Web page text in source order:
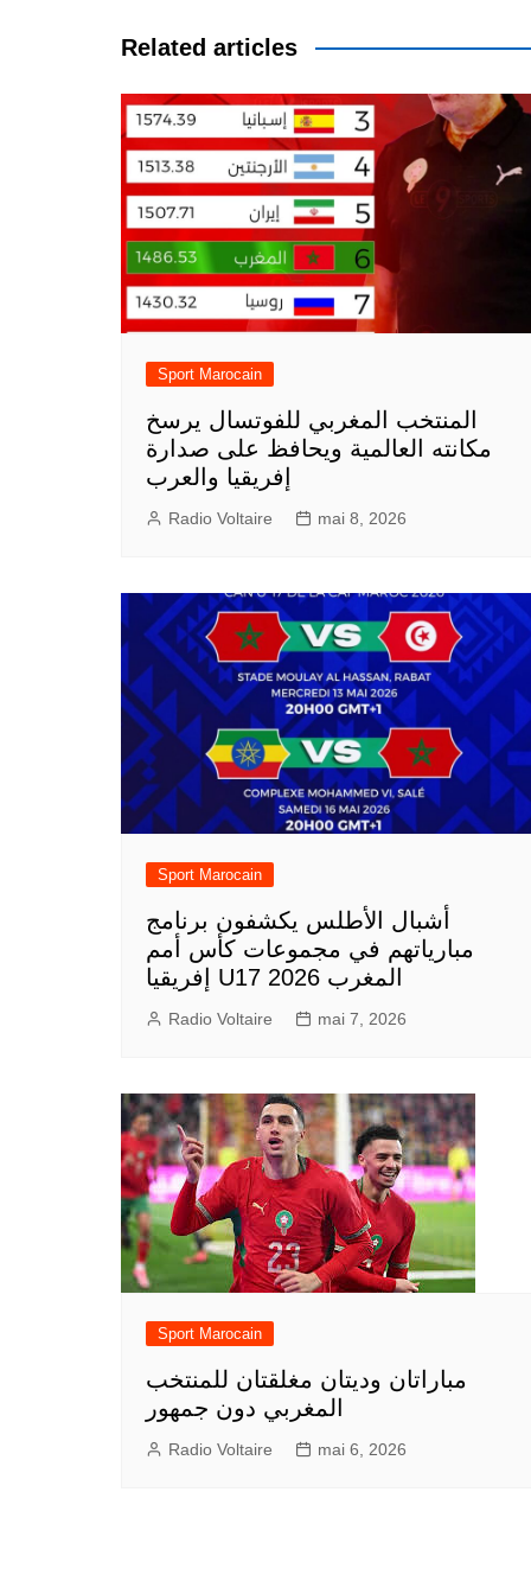
l’article
Related articles
Sport Marocain
المنتخب المغربي للفوتسال يرسخ
مكانته العالمية ويحافظ على صدارة
إفريقيا والعرب
Radio Voltaire mai 8, 2026
Sport Marocain
أشبال الأطلس يكشفون برنامج
مبارياتهم في مجموعات كأس أمم
إفريقيا U17 المغرب 2026
Radio Voltaire mai 7, 2026
Sport Marocain
مباراتان وديتان مغلقتان للمنتخب
المغربي دون جمهور
Radio Voltaire mai 6, 2026